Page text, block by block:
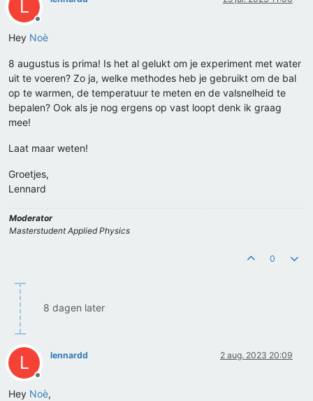
L
Offline
Hey Noè
8 augustus is prima! Is het al gelukt om je experiment met water
uit te voeren? Zo ja, welke methodes heb je gebruikt om de bal
op te warmen, de temperatuur te meten en de valsnelheid te
bepalen? Ook als je nog ergens op vast loopt denk ik graag
mee!
Laat maar weten!
Groetjes,
Lennard
Moderator
Masterstudent Applied Physics
0
8 dagen later
L
Offline
lennardd 2 aug. 2023 20:09
Hey Noè,